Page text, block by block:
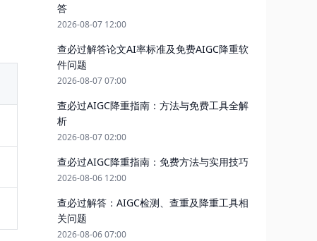
答
2026-08-07 12:00
查必过解答论文AI率标准及免费AIGC降重软
件问题
2026-08-07 07:00
查必过AIGC降重指南：方法与免费工具全解
析
2026-08-07 02:00
查必过AIGC降重指南：免费方法与实用技巧
2026-08-06 12:00
查必过解答：AIGC检测、查重及降重工具相
关问题
2026-08-06 07:00